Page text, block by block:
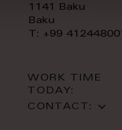
1141 Baku
Baku
T: +99
WORK TIME
TODAY:
CONTACT: